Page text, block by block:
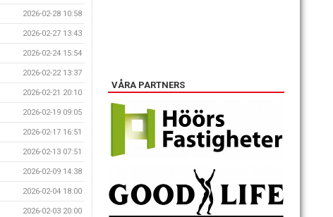
2026-02-28 10:58
2026-02-27 13:43
2026-02-24 15:54
2026-02-22 13:37
2026-02-21 20:10
2026-02-19 09:05
2026-02-17 16:51
2026-02-13 07:51
2026-02-09 14:38
2026-02-04 18:00
2026-02-03 20:00
VÅRA PARTNERS